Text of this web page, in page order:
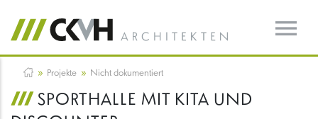
» Projekte » Nicht dokumentiert
SPORTHALLE MIT KITA UND